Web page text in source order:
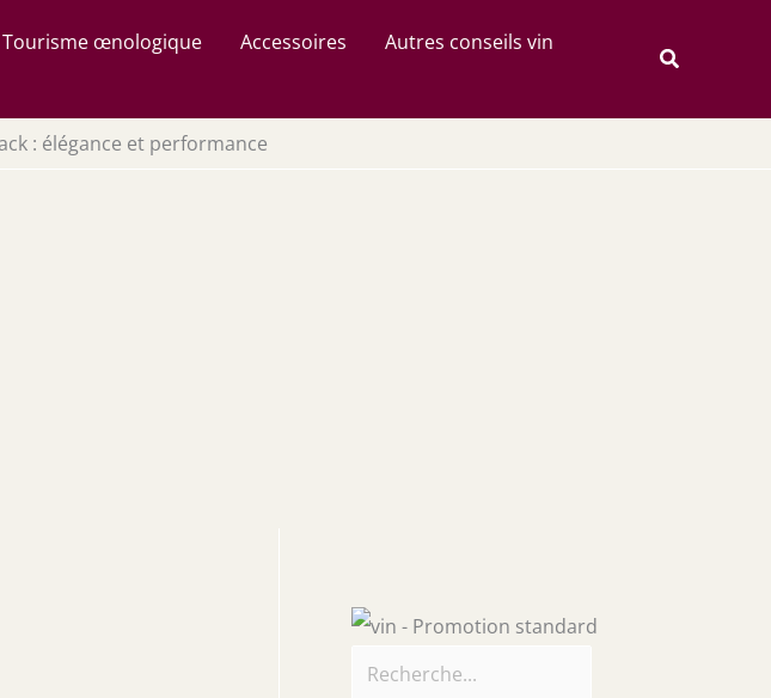
Tourisme œnologique Accessoires
Autres conseils vin
Rechercher
: élégance et performance